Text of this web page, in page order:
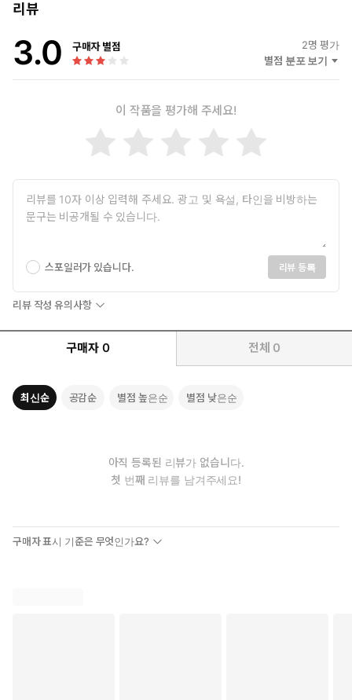
리뷰
3.0 구매자 별점 2명 평가
별점 분포 보기
이 작품을 평가해 주세요!
스포일러가 있습니다. 리뷰 등록
리뷰 작성 유의사항
구매자 0 전체 0
최신순 공감순 별점 높은순 별점 낮은순
아직 등록된 리뷰가 없습니다.
첫 번째 리뷰를 남겨주세요!
구매자 표시 기준은 무엇인가요?